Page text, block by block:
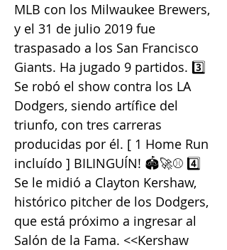
MLB con los Milwaukee Brewers,
y el 31 de julio 2019 fue
traspasado a los San Francisco
Giants. Ha jugado 9 partidos. 3️⃣
Se robó el show contra los LA
Dodgers, siendo artífice del
triunfo, con tres carreras
producidas por él. [ 1 Home Run
incluído ] BILINGUÍN! 🏟🚀⚾️ 4️⃣
Se le midió a Clayton Kershaw,
histórico pitcher de los Dodgers,
que está próximo a ingresar al
Salón de la Fama. <<Kershaw